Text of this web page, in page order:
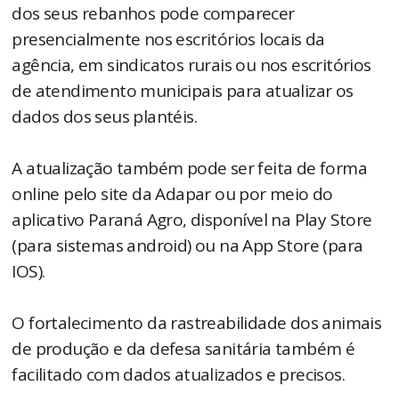
dos seus rebanhos pode comparecer
presencialmente nos escritórios locais da
agência, em sindicatos rurais ou nos escritórios
de atendimento municipais para atualizar os
dados dos seus plantéis.
A atualização também pode ser feita de forma
online pelo site da Adapar ou por meio do
aplicativo Paraná Agro, disponível na Play Store
(para sistemas android) ou na App Store (para
IOS).
O fortalecimento da rastreabilidade dos animais
de produção e da defesa sanitária também é
facilitado com dados atualizados e precisos.